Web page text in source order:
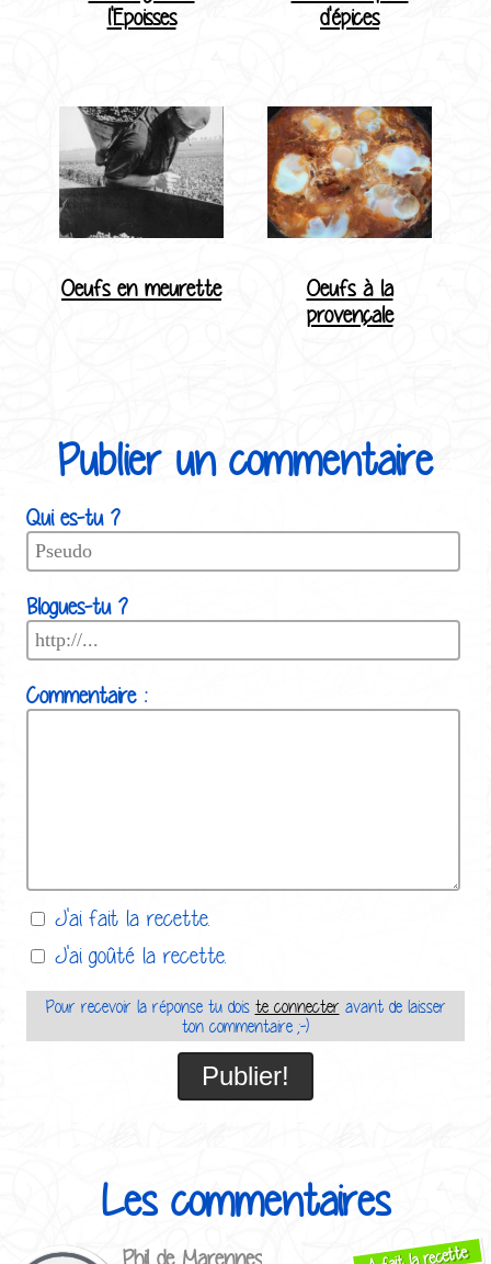
l'Epoisses
d'épices
Oeufs en meurette
Oeufs à la
provençale
Publier un commentaire
Qui es-tu ?
Blogues-tu ?
Commentaire :
J'ai fait la recette.
J'ai goûté la recette.
Pour recevoir la réponse tu dois te connecter avant de laisser
ton commentaire ;-)
Les commentaires